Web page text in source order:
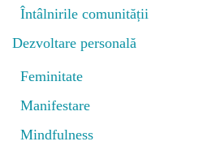
Întâlnirile comunității
Dezvoltare personală
Feminitate
Manifestare
Mindfulness